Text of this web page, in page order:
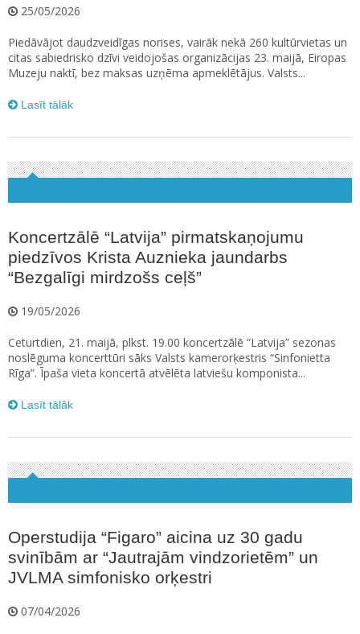
25/05/2026
Piedāvājot daudzveidīgas norises, vairāk nekā 260 kultūrvietas un
citas sabiedrisko dzīvi veidojošas organizācijas 23. maijā, Eiropas
Muzeju naktī, bez maksas uzņēma apmeklētājus. Valsts...
Lasīt tālāk
Koncertzālē “Latvija” pirmatskaņojumu
piedzīvos Krista Auznieka jaundarbs
“Bezgalīgi mirdzošs ceļš”
19/05/2026
Ceturtdien, 21. maijā, plkst. 19.00 koncertzālē “Latvija” sezonas
noslēguma koncerttūri sāks Valsts kamerorķestris “Sinfonietta
Rīga”. Īpaša vieta koncertā atvēlēta latviešu komponista...
Lasīt tālāk
Operstudija “Figaro” aicina uz 30 gadu
svinībām ar “Jautrajām vindzorietēm” un
JVLMA simfonisko orķestri
07/04/2026